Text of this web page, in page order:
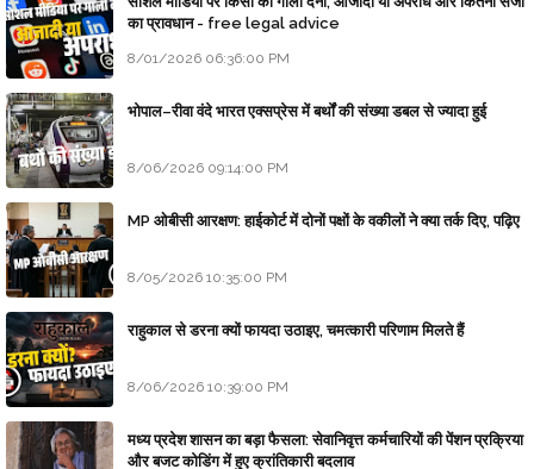
का प्रावधान - free legal advice
8/01/2026 06:36:00 PM
भोपाल–रीवा वंदे भारत एक्सप्रेस में बर्थों की संख्या डबल से ज्यादा हुई
8/06/2026 09:14:00 PM
MP ओबीसी आरक्षण: हाईकोर्ट में दोनों पक्षों के वकीलों ने क्या तर्क दिए, पढ़िए
8/05/2026 10:35:00 PM
राहुकाल से डरना क्यों फायदा उठाइए, चमत्कारी परिणाम मिलते हैं
8/06/2026 10:39:00 PM
मध्य प्रदेश शासन का बड़ा फैसला: सेवानिवृत्त कर्मचारियों की पेंशन प्रक्रिया
और बजट कोडिंग में हुए क्रांतिकारी बदलाव